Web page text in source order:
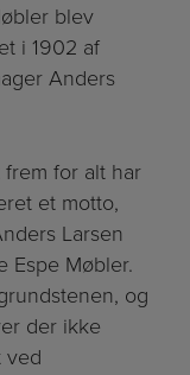
blev
i 1902 af
Anders
frem for alt har
et motto,
Larsen
Espe Møbler.
og
der ikke